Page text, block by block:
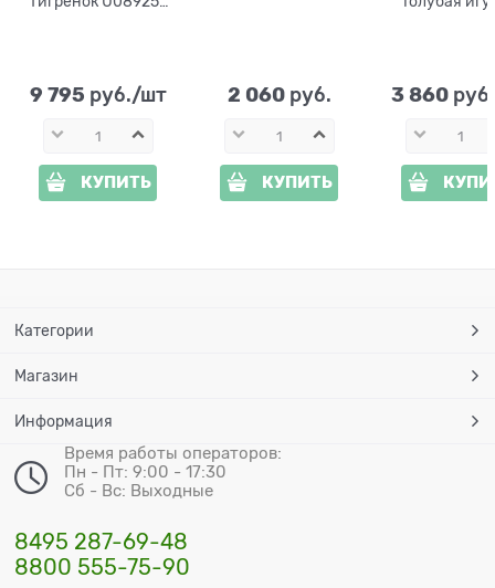
9 795 руб./шт
КУПИТЬ
2 060 руб.
КУПИТЬ
3 860
Категории
Магазин
Информация
Время работы операторов:
Пн - Пт: 9:00 - 17:30
Сб - Вс: Выходные
8495 287-69-48
8800 555-75-90